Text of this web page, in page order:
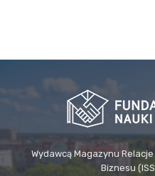
Wydawcą Magazynu
Biznesu